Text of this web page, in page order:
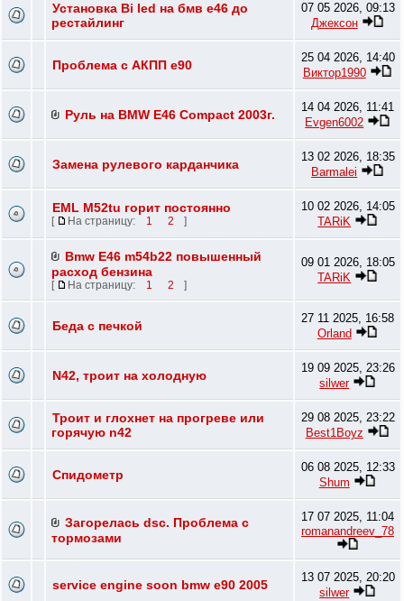
Установка Bi led на бмв е46 до
рестайлинг
07 05 2026, 09:13
Джексон
Проблема с АКПП e90
25 04 2026, 14:40
Виктор1990
Руль на BMW E46 Compact 2003г.
14 04 2026, 11:41
Evgen6002
Замена рулевого карданчика
13 02 2026, 18:35
Barmalei
EML M52tu горит постоянно
[ На страницу: 1 2 ]
10 02 2026, 14:05
TARiK
Bmw E46 m54b22 повышенный
расход бензина
[ На страницу: 1 2 ]
09 01 2026, 18:05
TARiK
Беда с печкой
27 11 2025, 16:58
Orland
N42, троит на холодную
19 09 2025, 23:26
silwer
Троит и глохнет на прогреве или
горячую n42
29 08 2025, 23:22
Best1Boyz
Спидометр
06 08 2025, 12:33
Shum
Загорелась dsc. Проблема с
тормозами
17 07 2025, 11:04
romanandreev_78
service engine soon bmw e90 2005
13 07 2025, 20:20
silwer